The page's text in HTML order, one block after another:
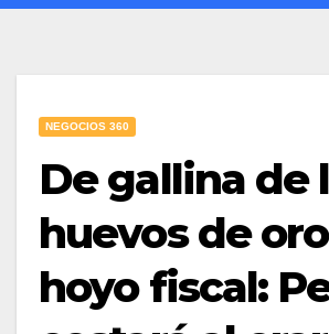
NEGOCIOS 360
De gallina de
huevos de
hoyo fiscal: